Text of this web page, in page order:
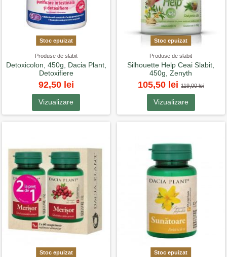
Stoc epuizat
Produse de slabit
Detoxicolon, 450g, Dacia Plant,
Detoxifiere
92,50 lei
Vizualizare
Stoc epuizat
Produse de slabit
Silhouette Help Ceai Slabit,
450g, Zenyth
105,50 lei119,00 lei
Vizualizare
Stoc epuizat Stoc epuizat